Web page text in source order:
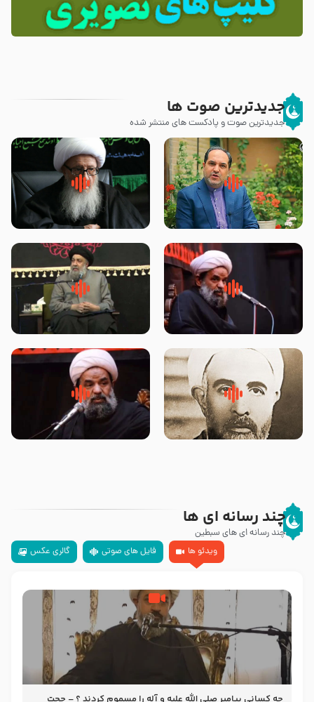
جدیدترین صوت ها
جدیدترین صوت و پادکست های منتشر شده
پیامبر صلی الله علیه وآله و سلم
فرمودند وای بر بچه های آخر
زوّار اربعین امام حسین (علیه
السلام) با این اشتیاق به زیارت
روضه جانسوز پاره های جگر امام
حسن مجتبی علیه السلام-حجت
لقب حضرت رقیه سلام الله علیها به
چه معناست – حجت الاسلام علوی
روضه‌ی مجلس یزید ملعون و
اسارت اهل‌بیت علیهم‌السلام –
سلام جوانی که امام حسین علیه
السلام خودش جوابش را دادند
چند رسانه ای ها
چند رسانه ای های سبطین
ویدئو ها
فایل های صوتی گالری عکس
چه کسانی پیامبر صلی الله علیه و آله را مسموم کردند ؟ – حجت